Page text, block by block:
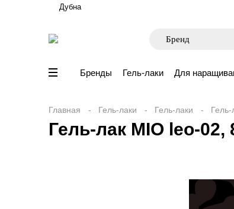
Дубна
Бренды Гель-лаки Для
Главная Гель-лаки Гель-лаки
Гель-лак MIO leo-02,